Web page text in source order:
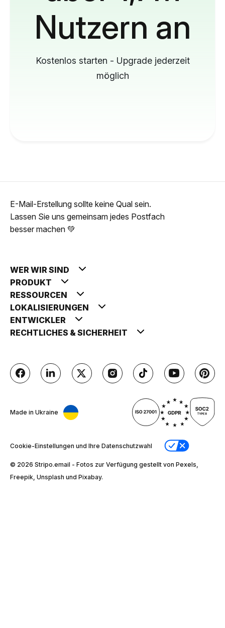
Nutzern an
Kostenlos starten - Upgrade jederzeit
möglich
E-Mail-Erstellung sollte keine Qual sein.
Lassen Sie uns gemeinsam jedes Postfach
besser machen 💚
WER WIR SIND
PRODUKT
RESSOURCEN
LOKALISIERUNGEN
ENTWICKLER
RECHTLICHES & SICHERHEIT
Made in Ukraine
Cookie-Einstellungen und Ihre Datenschutzwahl
© 2026 Stripо.email - Fotos zur Verfügung gestellt von Pexels,
Freepik, Unsplash und Pixabay.